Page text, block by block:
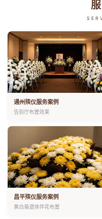
通州殡仪服务案例
告别厅布置效果
昌平殡仪服务案例
黄白菊遗体伴花布置